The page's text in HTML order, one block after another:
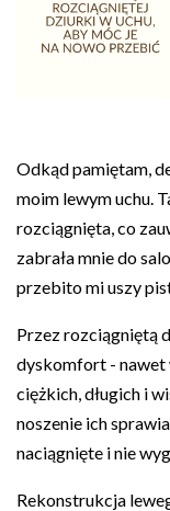
Odkąd pamiętam,
moim lewym uchu.
rozciągnięta, co
zabrała mnie do
przebito mi uszy
Przez rozciągniętą
dyskomfort - nawet
ciężkich, długich i
noszenie ich
naciągnięte i nie
Rekonstrukcja